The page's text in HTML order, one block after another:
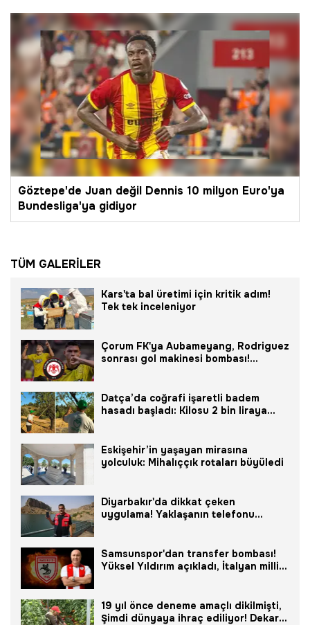
Göztepe'de Juan değil Dennis 10 milyon Euro'ya
Bundesliga'ya gidiyor
TÜM GALERİLER
Kars'ta bal üretimi için kritik adım!
Tek tek inceleniyor
Çorum FK'ya Aubameyang, Rodriguez
sonrası gol makinesi bombası!
Datça’da coğrafi işaretli badem
hasadı başladı: Kilosu 2 bin liraya
Eskişehir’in yaşayan mirasına
yolculuk: Mihalıççık rotaları büyüledi
Diyarbakır'da dikkat çeken
uygulama! Yaklaşanın telefonu
Samsunspor'dan transfer bombası!
Yüksel Yıldırım açıkladı, İtalyan milli
19 yıl önce deneme amaçlı dikilmişti,
Şimdi dünyaya ihraç ediliyor! Dekar